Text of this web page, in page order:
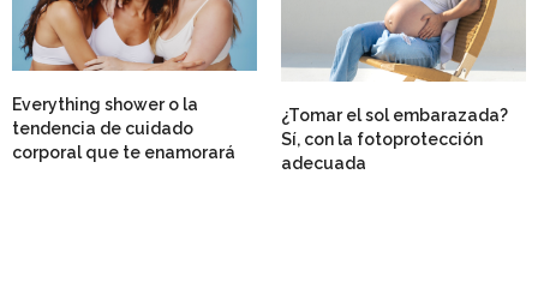
Everything shower o la
tendencia de cuidado
corporal que te enamorará
¿Tomar el sol embarazada?
Sí, con la fotoprotección
adecuada